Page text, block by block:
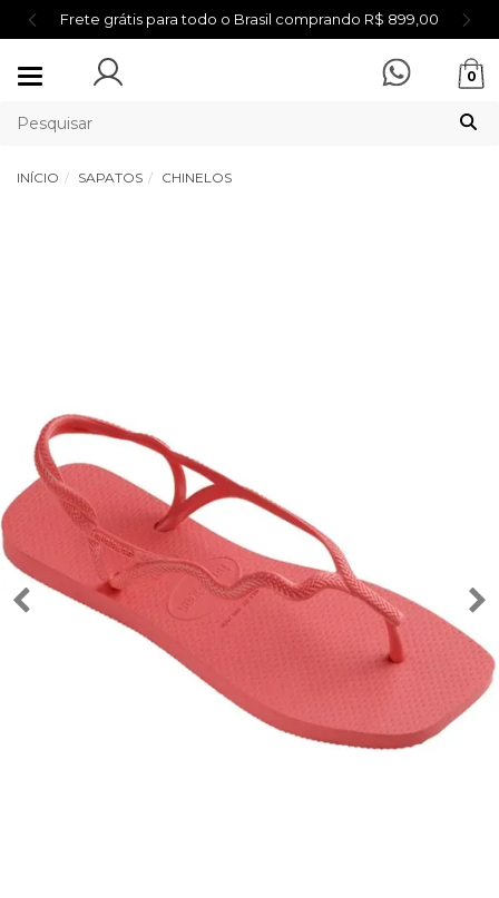
Frete grátis para todo o Brasil comprando R$ 899,00
Mudar
0
INÍCIO SAPATOS CHINELOS